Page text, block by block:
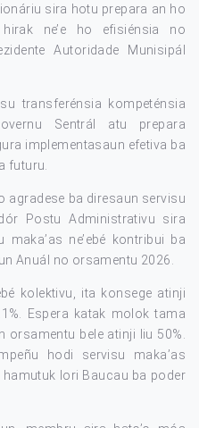
sira hotu prepara an ho
ne’e ho efisiénsia no
Autoridade Munisipál
transferénsia kompeténsia
Sentrál atu prepara
implementasaun efetiva ba
futuru.
agradese ba diresaun servisu
Postu Administrativu sira
ne’ebé kontribui ba
Anuál no orsamentu 2026.
kolektivu, ita konsege atinji
Espera katak molok tama
orsamentu bele atinji liu 50%.
hodi servisu maka’as
hamutuk lori Baucau ba poder